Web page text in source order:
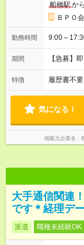
船橋駅か
ＢＰＯ
勤務時間 9:00～
期間 【急募】
特徴 履歴書不要
気になる！
掲載元企業名
大手通信関連
です＊経理デ
派遣 職種未経験OK